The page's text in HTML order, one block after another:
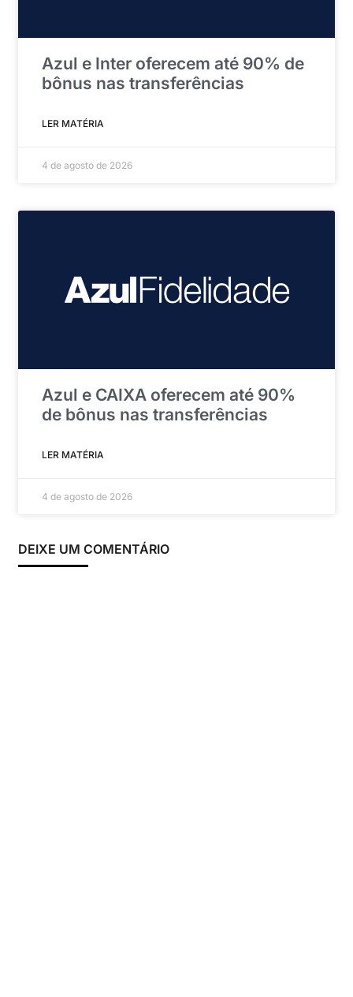
Azul e Inter oferecem até 90% de
bônus nas transferências
LER MATÉRIA
4 de agosto de 2026
Azul e CAIXA oferecem até 90%
de bônus nas transferências
LER MATÉRIA
4 de agosto de 2026
DEIXE UM COMENTÁRIO